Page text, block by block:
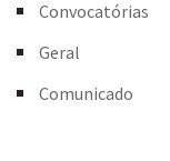
Convocatórias
Geral
Comunicado